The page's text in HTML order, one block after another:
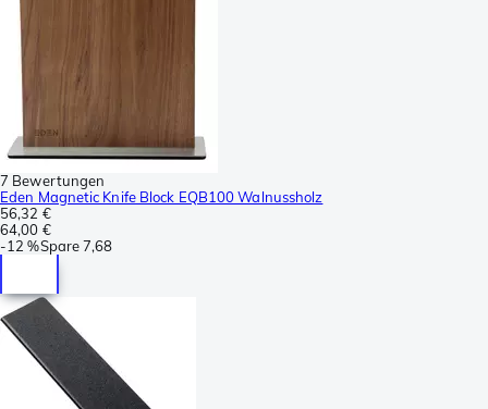
7 Bewertungen
Eden Magnetic Knife Block EQB100 Walnussholz
56,32 €
64,00 €
-12 %Spare7,68